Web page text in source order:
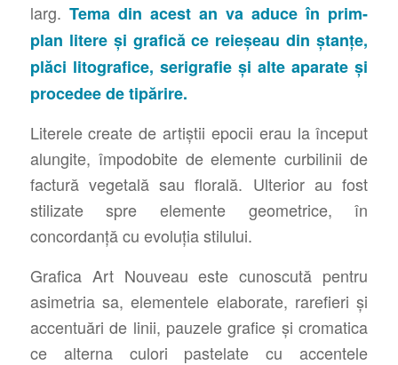
larg. Tema din acest an va aduce în prim-
plan litere și grafică ce reieșeau din ștanțe,
plăci litografice, serigrafie și alte aparate și
procedee de tipărire.
Literele create de artiștii epocii erau la început
alungite, împodobite de elemente curbilinii de
factură vegetală sau florală. Ulterior au fost
stilizate spre elemente geometrice, în
concordanță cu evoluția stilului.
Grafica Art Nouveau este cunoscută pentru
asimetria sa, elementele elaborate, rarefieri și
accentuări de linii, pauzele grafice și cromatica
ce alterna culori pastelate cu accentele